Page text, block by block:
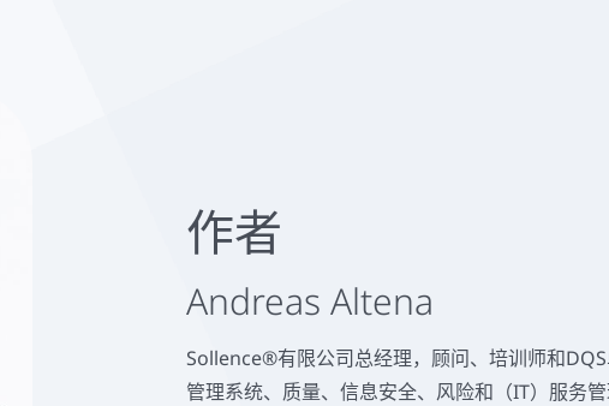
作者
Andreas Altena
Sollence®有限公司总经理，顾问、培训师和
管理系统、质量、信息安全、风险和（IT）服务管